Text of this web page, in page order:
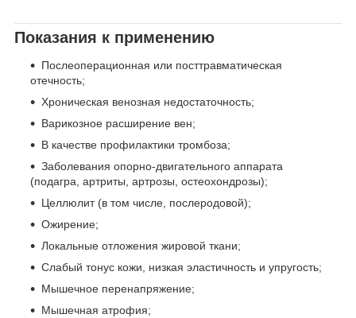
Показания к применению
Послеоперационная или посттравматическая
отечность;
Хроническая венозная недостаточность;
Варикозное расширение вен;
В качестве профилактики тромбоза;
Заболевания опорно-двигательного аппарата
(подагра, артриты, артрозы, остеохондрозы);
Целлюлит (в том числе, послеродовой);
Ожирение;
Локальные отложения жировой ткани;
Слабый тонус кожи, низкая эластичность и упругость;
Мышечное перенапряжение;
Мышечная aтрофия;